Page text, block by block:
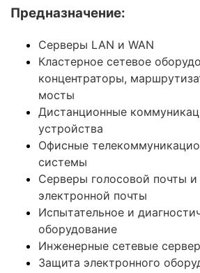
Предназначение:
Серверы LAN и WAN
Кластерное сетевое
концентраторы,
мосты
Дистанционные
устройства
Офисные
системы
Серверы голосовой почты и
электронной почты
Испытательное и
оборудование
Инженерные сетевые
Защита электронного